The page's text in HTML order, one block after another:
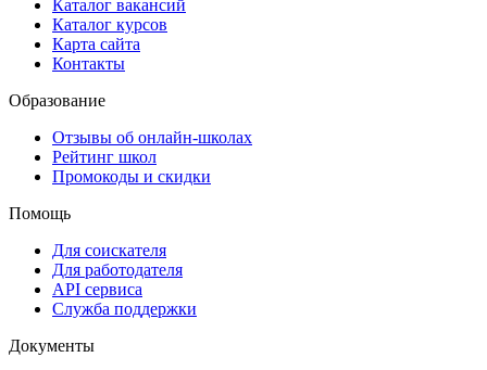
Каталог вакансий
Каталог курсов
Карта сайта
Контакты
Образование
Отзывы об онлайн-школах
Рейтинг школ
Промокоды и скидки
Помощь
Для соискателя
Для работодателя
API сервиса
Служба поддержки
Документы